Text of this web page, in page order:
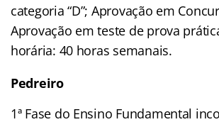
categoria “D”; Aprovação em
Aprovação em teste de prova
horária: 40 horas semanais.
Pedreiro
1ª Fase do Ensino Fundamental